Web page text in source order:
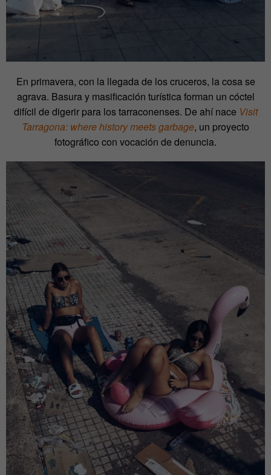
En primavera, con la llegada de los cruceros, la cosa se
agrava. Basura y masificación turística forman un cóctel
difícil de digerir para los tarraconenses. De ahí nace Visit
Tarragona: where history meets garbage, un proyecto
fotográfico con vocación de denuncia.